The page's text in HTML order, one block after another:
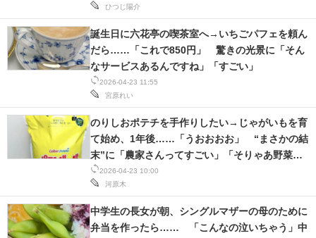
ひつじ陽介
2026-04-23 11:55
宮原れい
誕生日に六花亭の喫茶室へ→いちごパフェを頼ん
だら……「これで850円」 驚きの光景に「そん
なサービスあるんですね」「すごい」
2026-04-23 10:00
河原木
のりしおポテチを手作りしたい→じゃがいもを育
て始め、1年後……「うおおおお」 “まさかの結
末”に「農家さんってすごい」「そりゃあ野菜が
高くなるわけだ」
中学生の長女が朝、シングルマザーの母のために
弁当を作ったら…… 「こんなの泣いちゃう」中